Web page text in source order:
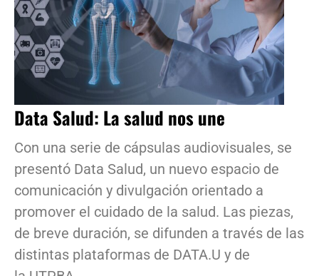
Data Salud: La salud nos une
Con una serie de cápsulas audiovisuales, se
presentó Data Salud, un nuevo espacio de
comunicación y divulgación orientado a
promover el cuidado de la salud. Las piezas,
de breve duración, se difunden a través de las
distintas plataformas de DATA.U y de